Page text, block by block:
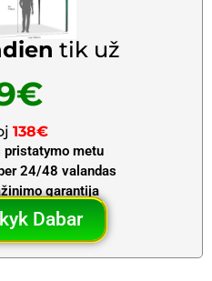
tik už
138€
pristatymo metu
24/48 valandas
garantija
Dabar